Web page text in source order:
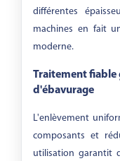
différentes
machines en fait
moderne.
Traitement fiable
d'ébavurage
L'enlèvement
composants et
utilisation garantit